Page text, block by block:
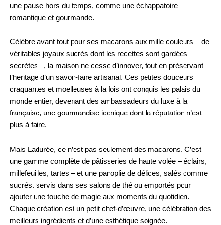
une pause hors du temps, comme une échappatoire
romantique et gourmande.
Célèbre avant tout pour ses macarons aux mille couleurs – de
véritables joyaux sucrés dont les recettes sont gardées
secrètes –, la maison ne cesse d’innover, tout en préservant
l’héritage d’un savoir-faire artisanal. Ces petites douceurs
craquantes et moelleuses à la fois ont conquis les palais du
monde entier, devenant des ambassadeurs du luxe à la
française, une gourmandise iconique dont la réputation n’est
plus à faire.
Mais Ladurée, ce n’est pas seulement des macarons. C’est
une gamme complète de pâtisseries de haute volée – éclairs,
millefeuilles, tartes – et une panoplie de délices, salés comme
sucrés, servis dans ses salons de thé ou emportés pour
ajouter une touche de magie aux moments du quotidien.
Chaque création est un petit chef-d’œuvre, une célébration des
meilleurs ingrédients et d’une esthétique soignée.